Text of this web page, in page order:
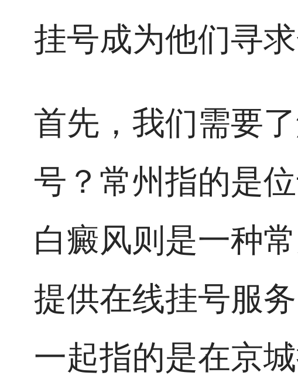
挂号成为他们寻
首先，我们需要
号？常州指的是
白癜风则是一种
提供在线挂号服
一起指的是在京